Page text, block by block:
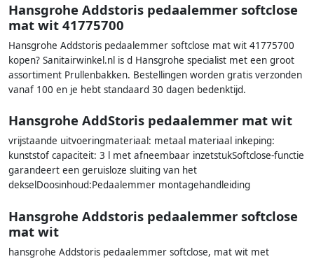
Hansgrohe Addstoris pedaalemmer softclose
mat wit 41775700
Hansgrohe Addstoris pedaalemmer softclose mat wit 41775700
kopen? Sanitairwinkel.nl is d Hansgrohe specialist met een groot
assortiment Prullenbakken. Bestellingen worden gratis verzonden
vanaf 100 en je hebt standaard 30 dagen bedenktijd.
Hansgrohe AddStoris pedaalemmer mat wit
vrijstaande uitvoeringmateriaal: metaal materiaal inkeping:
kunststof capaciteit: 3 l met afneembaar inzetstukSoftclose-functie
garandeert een geruisloze sluiting van het
dekselDoosinhoud:Pedaalemmer montagehandleiding
Hansgrohe Addstoris pedaalemmer softclose
mat wit
hansgrohe Addstoris pedaalemmer softclose, mat wit met